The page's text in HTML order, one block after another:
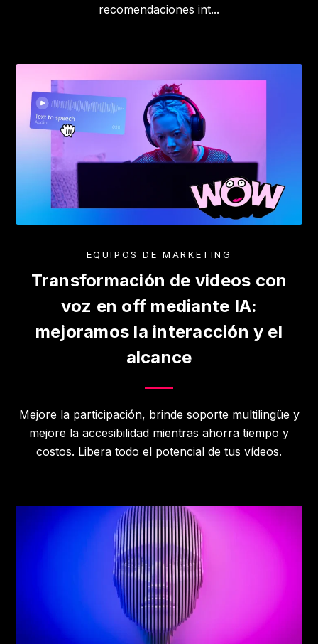
recomendaciones int...
EQUIPOS DE MARKETING
Transformación de videos con
voz en off mediante IA:
mejoramos la interacción y el
alcance
Mejore la participación, brinde soporte multilingüe y
mejore la accesibilidad mientras ahorra tiempo y
costos. Libera todo el potencial de tus vídeos.